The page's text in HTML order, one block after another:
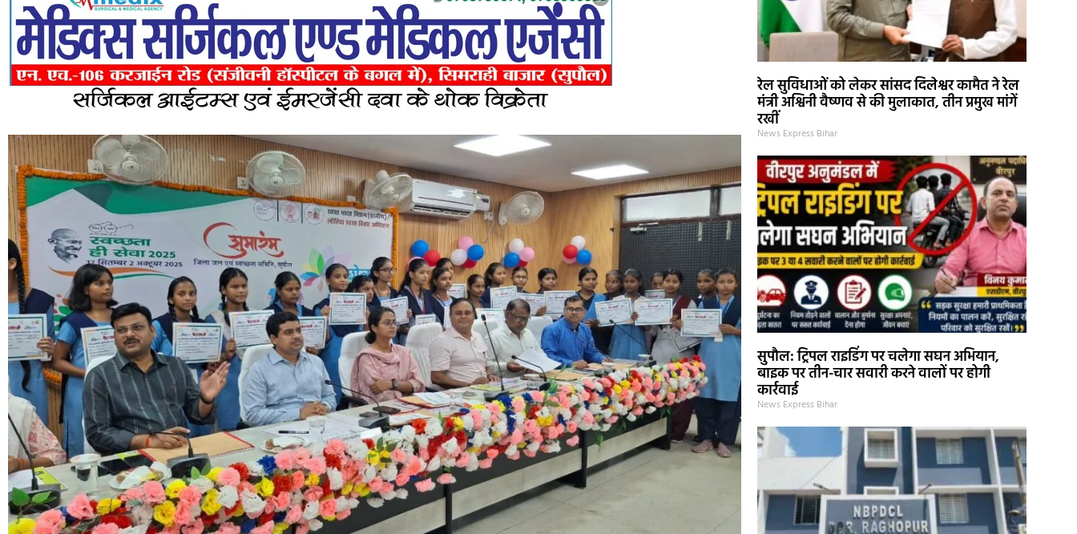
रेल सुविधाओं को लेकर सांसद दिलेश्वर कामैत ने रेल
मंत्री अश्विनी वैष्णव से की मुलाकात, तीन प्रमुख मांगें
रखीं
News Express Bihar
सुपौल: ट्रिपल राइडिंग पर चलेगा सघन अभियान,
बाइक पर तीन-चार सवारी करने वालों पर होगी
कार्रवाई
News Express Bihar